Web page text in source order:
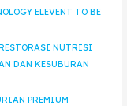
ELEVENT TO BE
NUTRISI
DAN KESUBURAN
PREMIUM